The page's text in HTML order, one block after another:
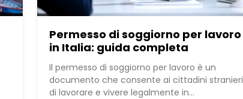
Permesso di soggiorno per lavoro
in Italia: guida completa
Il permesso di soggiorno per lavoro è un
documento che consente ai cittadini stranieri
di lavorare e vivere legalmente in...